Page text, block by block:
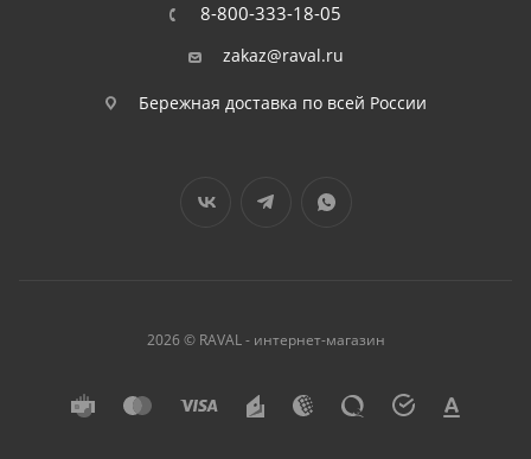
8-800-333-18-05
zakaz@raval.ru
Бережная доставка по всей России
2026 © RAVAL - интернет-магазин